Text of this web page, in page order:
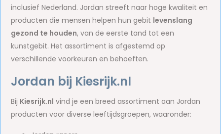
inclusief Nederland. Jordan streeft naar hoge kwaliteit en
producten die mensen helpen hun gebit levenslang
gezond te houden, van de eerste tand tot een
kunstgebit. Het assortiment is afgestemd op
verschillende voorkeuren en behoeften.
Jordan bij Kiesrijk.nl
Bij Kiesrijk.nl vind je een breed assortiment aan Jordan
producten voor diverse leeftijdsgroepen, waaronder: